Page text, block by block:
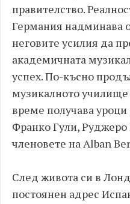
правителство.
Германия надминава
неговите усилия да
академичната
успех. По-късно
музикалното
време получава
Франко Гули,
членовете на Alban
След живота си в
постоянен адрес